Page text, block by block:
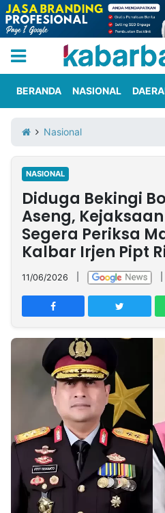
Iklan
Berita
Kami
Nasional
International
Olahraga
Entertainment
Daerah
Pariwisata
Kuliner
Kolom
Network
PT
TREETAN
MULTIMEDIA
INDONESIA
Partner
Seedbacklink
Kabarbaru
BERANDA NASIONAL
Nasional
NASIONAL
Diduga Bekingi
Aseng,
Segera Periksa
Kalbar Irjen Pipt
11/06/2026